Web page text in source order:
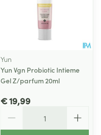
Yun
Yun Vgn Probiotic Intieme
Gel Z/parfum 20ml
€ 19,99